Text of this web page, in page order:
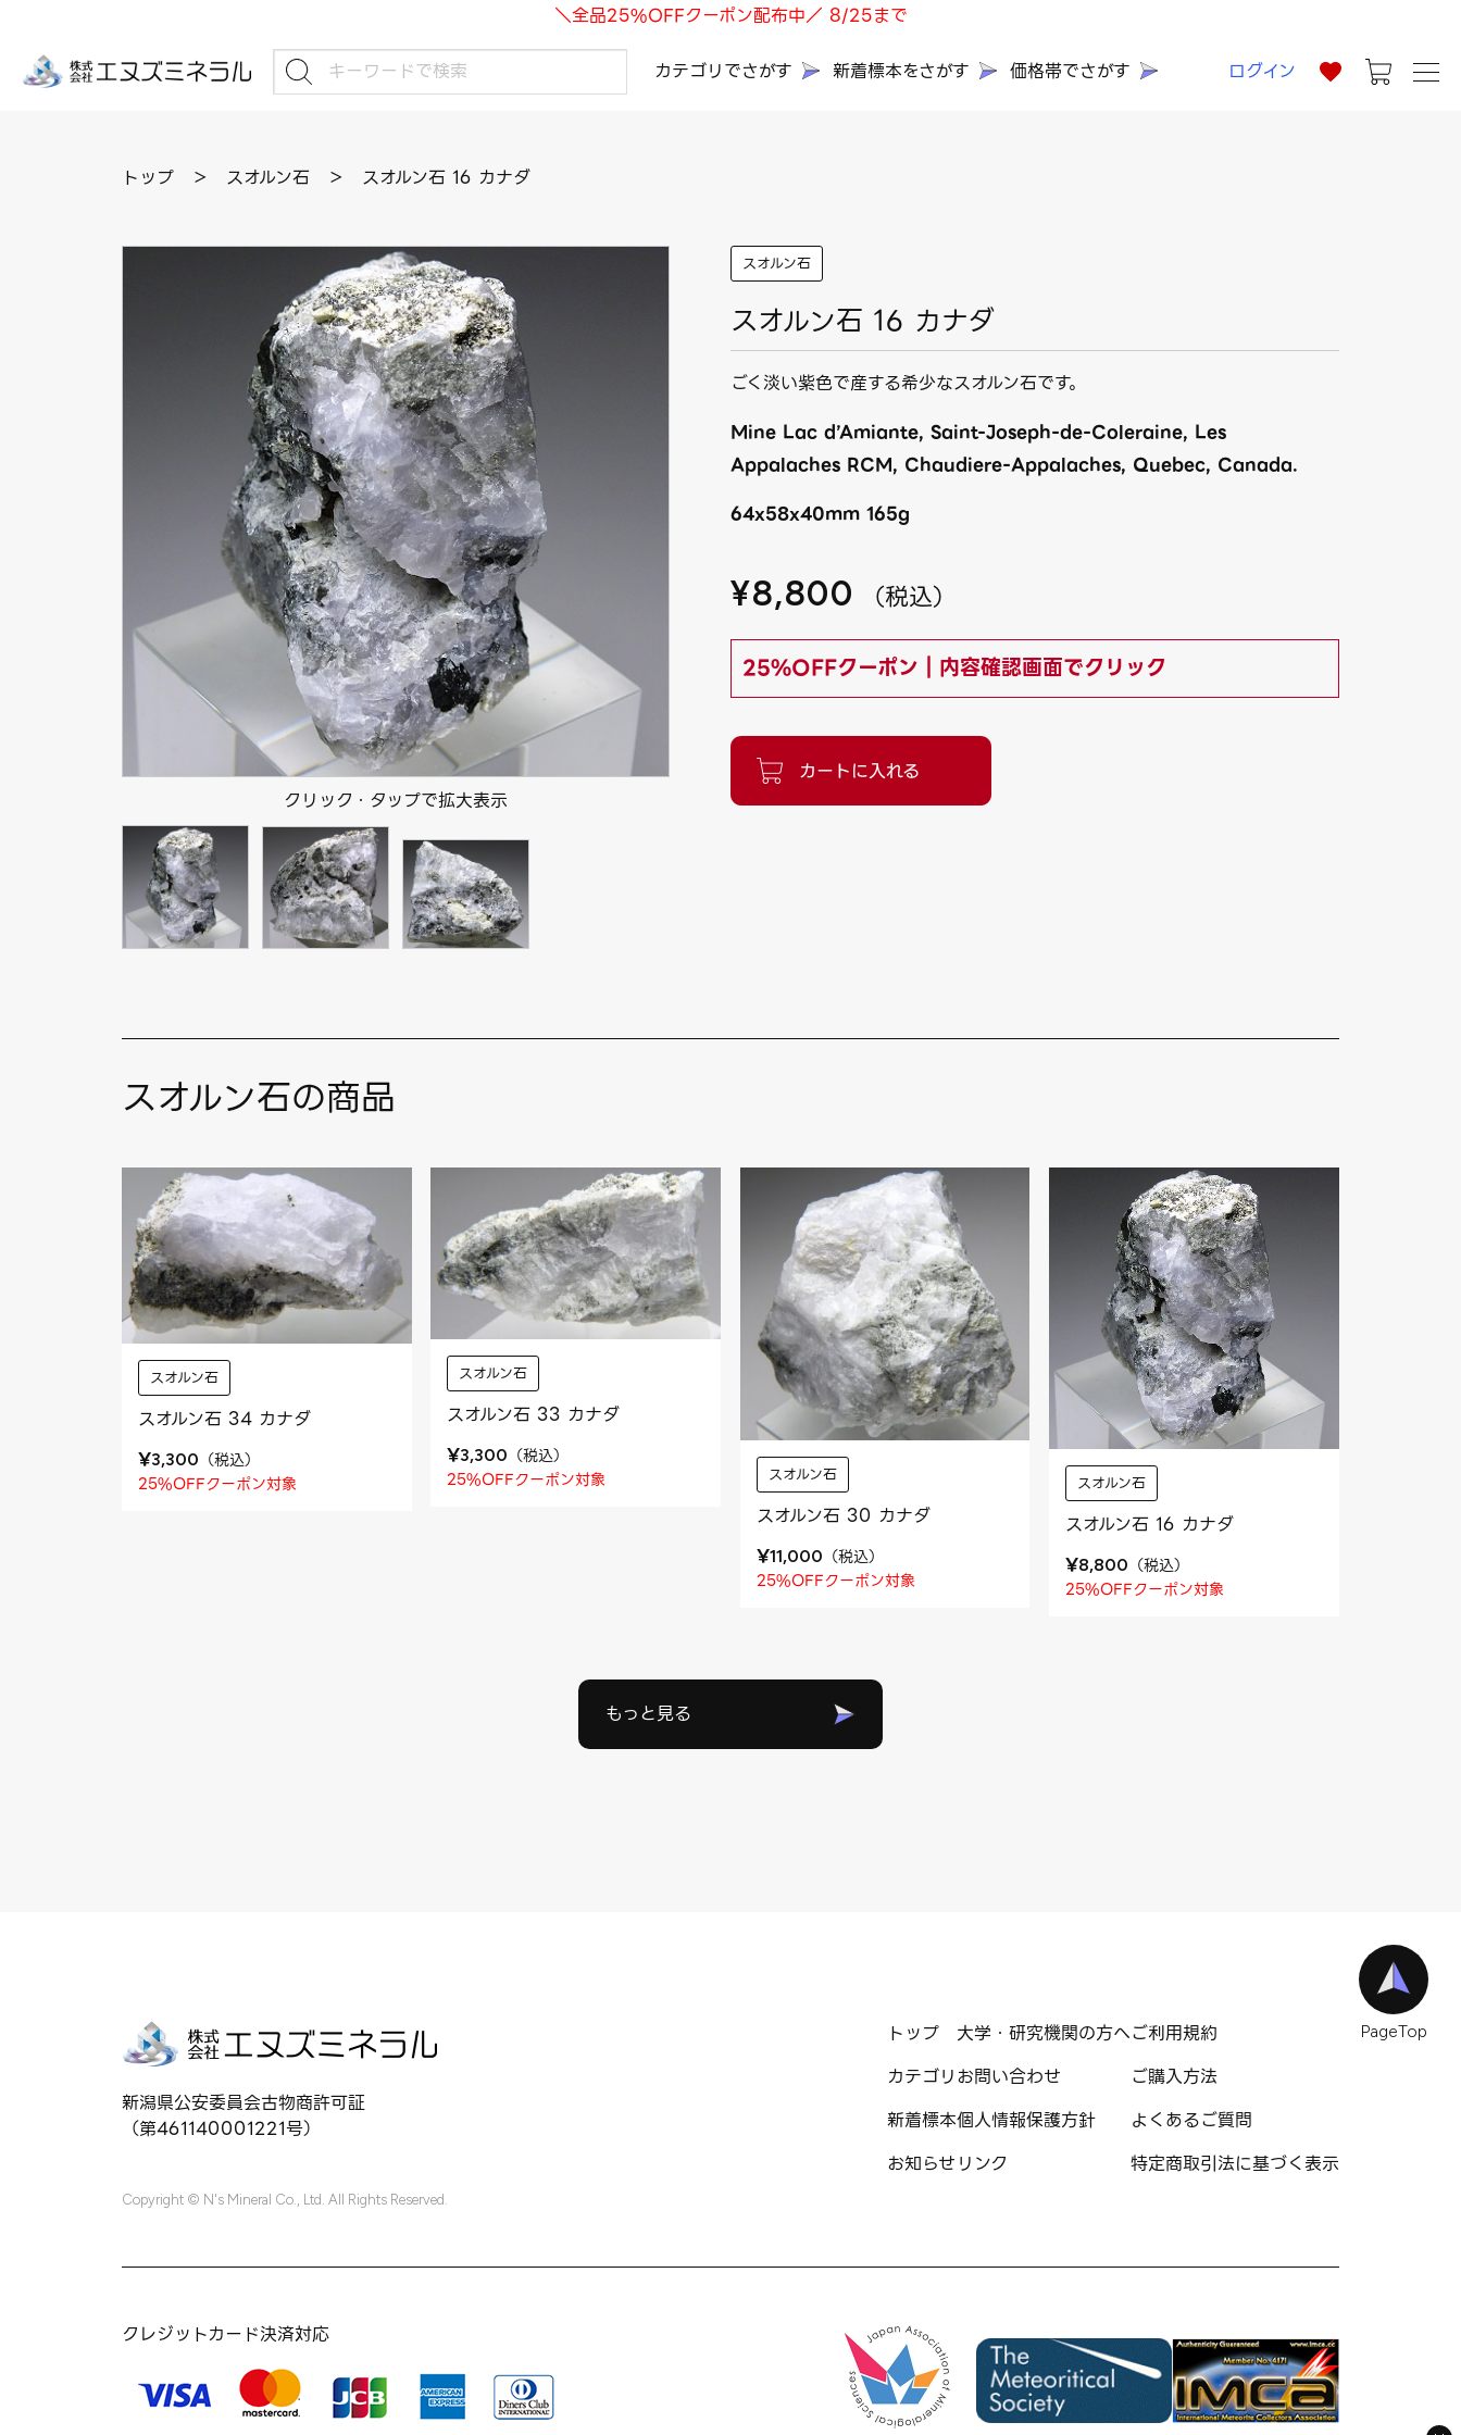
＼全品25%OFFクーポン配布中／ 8/25まで
カテゴリでさがす 新着標本をさがす 価格帯でさがす ログイン
トップ ＞ スオルン石 ＞ スオルン石 16 カナダ
クリック・タップで拡大表示
スオルン石
スオルン石 16 カナダ
ごく淡い紫色で産する希少なスオルン石です。
Mine Lac d’Amiante, Saint-Joseph-de-Coleraine, Les
Appalaches RCM, Chaudiere-Appalaches, Quebec, Canada.
64x58x40mm 165g
¥8,800 （税込）
25%OFFクーポン｜内容確認画面でクリック
スオルン石の商品
スオルン石
スオルン石 34 カナダ
¥3,300 （税込）
25%OFFクーポン対象
スオルン石
スオルン石 33 カナダ
¥3,300 （税込）
25%OFFクーポン対象
スオルン石
スオルン石 30 カナダ
¥11,000 （税込）
25%OFFクーポン対象
スオルン石
スオルン石 16 カナダ
¥8,800 （税込）
25%OFFクーポン対象
もっと見る
PageTop
新潟県公安委員会古物商許可証
（第461140001221号）
Copyright © N's Mineral Co., Ltd. All Rights Reserved.
トップ
カテゴリ
新着標本
お知らせ
大学・研究機関の方へ
お問い合わせ
個人情報保護方針
リンク
ご利用規約
ご購入方法
よくあるご質問
特定商取引法に基づく表示
クレジットカード決済対応